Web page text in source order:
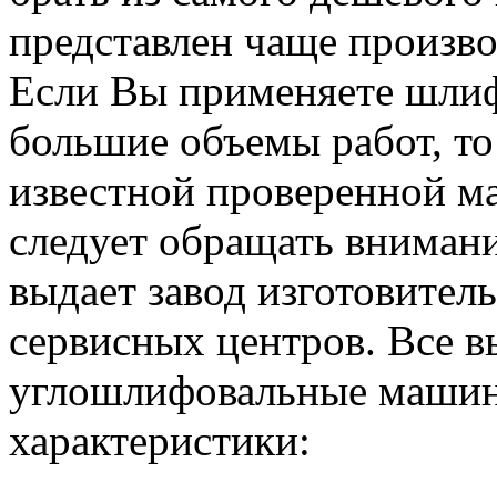
представлен чаще
Если Вы применяете
большие объемы работ,
известной проверенной
следует обращать
выдает завод
сервисных центров. Все
углошлифовальные
характеристики: